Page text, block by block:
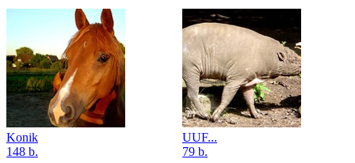
Konik
148 b.
UUF...
79 b.